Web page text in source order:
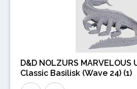
D&D NOLZURS MARVELOUS
Classic Basilisk (Wave 24) (1)